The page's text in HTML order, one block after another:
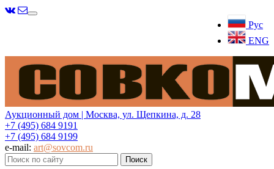
Рус
ENG
Меню
Аукционный дом | Москва, ул. Щепкина, д. 28
+7 (495) 684 9191
+7 (495) 684 9199
e-mail: art@sovcom.ru